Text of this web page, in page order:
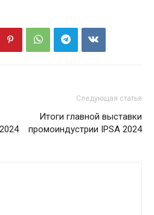
Следующая статья
Итоги главной выставки
промоиндустрии IPSA 2024